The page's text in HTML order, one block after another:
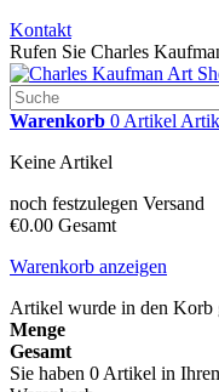
Kontakt
Rufen Sie Charles
Warenkorb 0 Artikel
Keine Artikel
noch festzulegen Versand
€0.00 Gesamt
Warenkorb anzeigen
Artikel wurde in den Korb
Menge
Gesamt
Sie haben 0 Artikel in